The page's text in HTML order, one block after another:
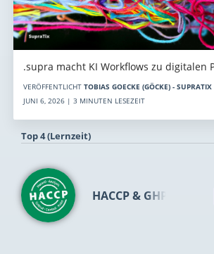
.supra macht KI Workflows zu digitalen
VERÖFFENTLICHT TOBIAS GOECKE (GÖCKE) -
JUNI 6, 2026 | 3 MINUTEN LESEZEIT
Top 4 (Lernzeit)
HACCP & GHP